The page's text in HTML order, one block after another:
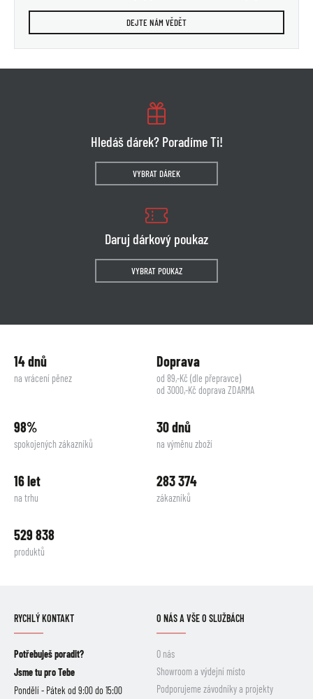
DEJTE NÁM VĚDĚT
Hledáš dárek? Poradíme Ti!
VYBRAT DÁREK
Daruj dárkový poukaz
VYBRAT POUKAZ
14 dnů
na vrácení pěnez
Doprava
od 89,-Kč (dle přepravce)
od 3000,-Kč doprava ZDARMA
98%
spokojených zákazníků
30 dnů
na výměnu zboží
16 let
na trhu
283 374
zákazníků
529 838
produktů
RYCHLÝ KONTAKT
Potřebuješ poradit?
Jsme tu pro Tebe
Pondělí - Pátek od 9:00 do 15:00
O NÁS A VŠE O SLUŽBÁCH
O nás
Showroom a výdejní místo
Podporujeme závodníky a projekty